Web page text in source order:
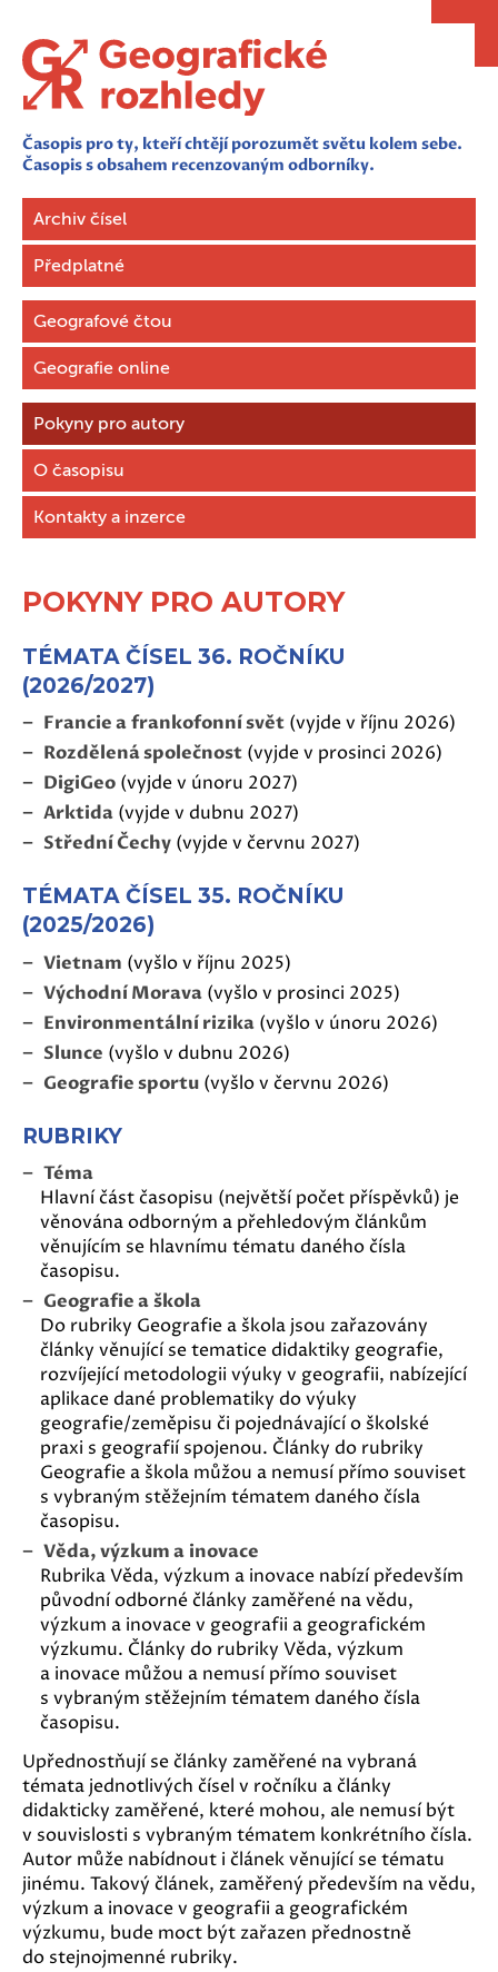
Časopis pro ty, kteří chtějí porozumět světu kolem sebe.
Časopis s obsahem recenzovaným odborníky.
Archiv čísel
Předplatné
Geografové čtou
Geografie online
Pokyny pro autory
O časopisu
Kontakty a inzerce
POKYNY PRO AUTORY
TÉMATA ČÍSEL 36. ROČNÍKU
(2026/2027)
Francie a frankofonní svět (vyjde v říjnu 2026)
Rozdělená společnost (vyjde v prosinci 2026)
DigiGeo (vyjde v únoru 2027)
Arktida (vyjde v dubnu 2027)
Střední Čechy (vyjde v červnu 2027)
TÉMATA ČÍSEL 35. ROČNÍKU
(2025/2026)
Vietnam (vyšlo v říjnu 2025)
Východní Morava (vyšlo v prosinci 2025)
Environmentální rizika (vyšlo v únoru 2026)
Slunce (vyšlo v dubnu 2026)
Geografie sportu (vyšlo v červnu 2026)
RUBRIKY
Téma
Hlavní část časopisu (největší počet příspěvků) je
věnována odborným a přehledovým článkům
věnujícím se hlavnímu tématu daného čísla
časopisu.
Geografie a škola
Do rubriky Geografie a škola jsou zařazovány
články věnující se tematice didaktiky geografie,
rozvíjející metodologii výuky v geografii, nabízející
aplikace dané problematiky do výuky
geografie/zeměpisu či pojednávající o školské
praxi s geografií spojenou. Články do rubriky
Geografie a škola můžou a nemusí přímo souviset
s vybraným stěžejním tématem daného čísla
časopisu.
Věda, výzkum a inovace
Rubrika Věda, výzkum a inovace nabízí především
původní odborné články zaměřené na vědu,
výzkum a inovace v geografii a geografickém
výzkumu. Články do rubriky Věda, výzkum
a inovace můžou a nemusí přímo souviset
s vybraným stěžejním tématem daného čísla
časopisu.
Upřednostňují se články zaměřené na vybraná
témata jednotlivých čísel v ročníku a články
didakticky zaměřené, které mohou, ale nemusí být
v souvislosti s vybraným tématem konkrétního čísla.
Autor může nabídnout i článek věnující se tématu
jinému. Takový článek, zaměřený především na vědu,
výzkum a inovace v geografii a geografickém
výzkumu, bude moct být zařazen přednostně
do stejnojmenné rubriky.